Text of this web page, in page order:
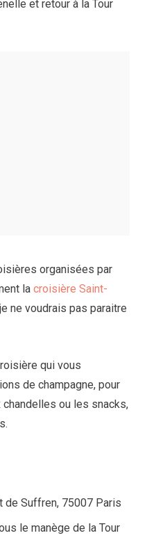
et retour à la Tour
organisées par
la croisière Saint-
ne voudrais pas paraitre
qui vous
de champagne, pour
ou les snacks,
de Suffren, 75007 Paris
le manège de la Tour